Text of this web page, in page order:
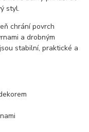
styl.
chrání povrch
a drobným
stabilní, praktické a